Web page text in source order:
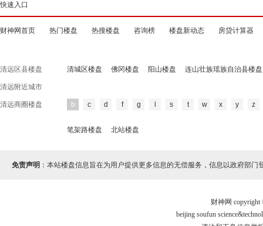
快速入口
财神网首页 热门楼盘 热搜楼盘 咨询榜 楼盘新动态 房贷计算器
清远区县楼盘 清城区楼盘 佛冈楼盘 阳山楼盘 连山壮族瑶族自治县楼盘
清远附近城市
清远商圈楼盘 b c d f g s t w x y z
笔架路楼盘 北站楼盘
免责声明 ：本站楼盘信息旨在为用户提供更多信息的无偿服务，信息以政府部门
财神网
beijing soufun